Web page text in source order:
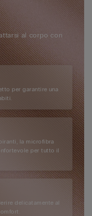
quasi impalpabile,
all’indosso…è il
giorni per ogni
al corpo con
per garantire una
la microfibra
per tutto il
delicatamente al